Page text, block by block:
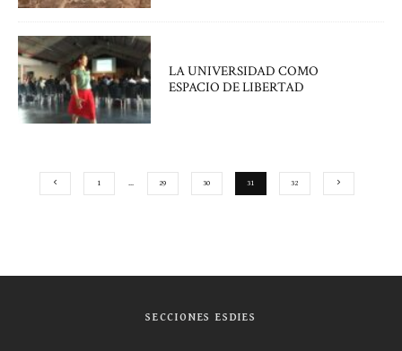
LA UNIVERSIDAD COMO
ESPACIO DE LIBERTAD
1 … 29 30 31 32
SECCIONES ESDIES